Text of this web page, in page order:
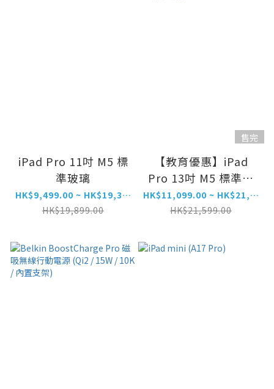
iPad Pro 11吋 M5 標
準玻璃
HK$9,499.00 ~ HK$19,399.00
HK$19,899.00
售完
【教育優惠】iPad
Pro 13吋 M5 標準玻
璃
HK$11,099.00 ~ HK$21,499.00
HK$21,599.00